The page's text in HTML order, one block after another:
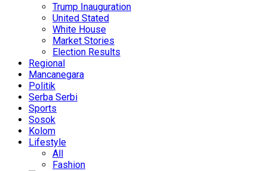
Trump Inauguration
United Stated
White House
Market Stories
Election Results
Regional
Mancanegara
Politik
Serba Serbi
Sports
Sosok
Kolom
Lifestyle
All
Fashion